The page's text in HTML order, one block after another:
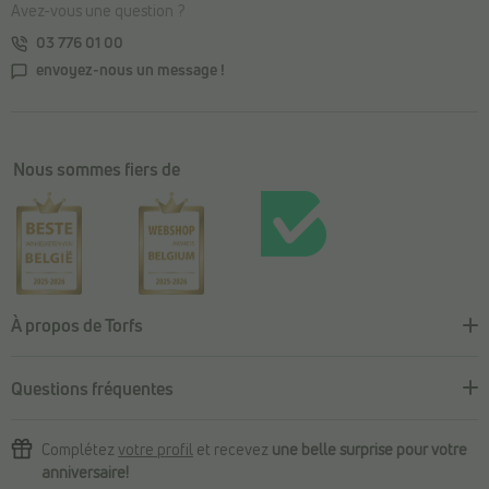
Avez-vous une question ?
03 776 01 00
envoyez-nous un message !
Nous sommes fiers de
À propos de Torfs
Questions fréquentes
Complétez votre profil et recevez une belle surprise pour votre
anniversaire!